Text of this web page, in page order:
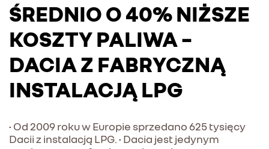
ŚREDNIO O 40% NIŻSZE
KOSZTY PALIWA –
DACIA Z FABRYCZNĄ
INSTALACJĄ LPG
• Od 2009 roku w Europie sprzedano 625 tysięcy
Dacii z instalacją LPG. • Dacia jest jedynym